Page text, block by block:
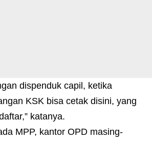
dispenduk capil, ketika
KSK bisa cetak disini, yang
katanya.
MPP, kantor OPD masing-